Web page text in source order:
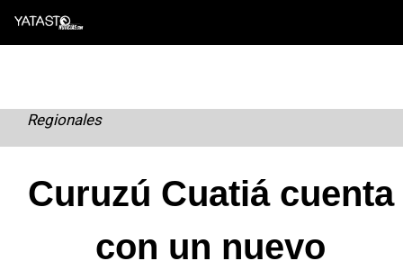
Skip
Regionales
Curuzú Cuatiá cuenta
con un nuevo